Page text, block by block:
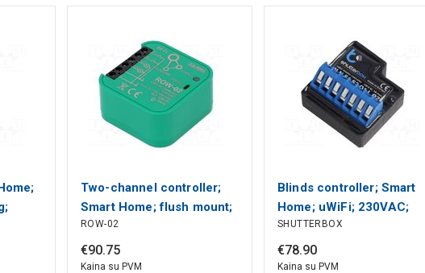
Two-channel controller;
Smart Home; flush mount;
230VAC; IP20 ZAMEL
ROW-02
€90.75
Kaina su PVM
Blinds controller; Smart
Home; uWiFi; 230VAC;
IP20; 2.4GHz; 1W BLEBOX
SHUTTERBOX
€78.90
Kaina su PVM